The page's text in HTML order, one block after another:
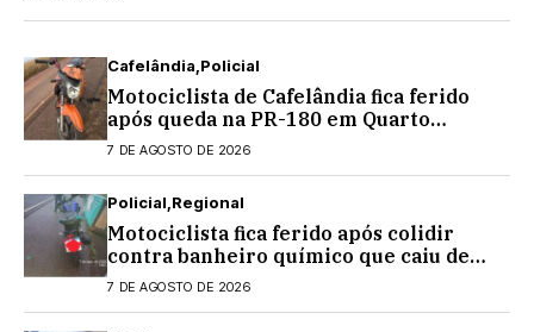
Cafelândia Policial
Motociclista de Cafelândia fica ferido
após queda na PR-180 em Quarto
Centenário
7 DE AGOSTO DE 2026
Policial Regional
Motociclista fica ferido após colidir
contra banheiro químico que caiu de
caminhão na PRC-467, em Cascavel
7 DE AGOSTO DE 2026